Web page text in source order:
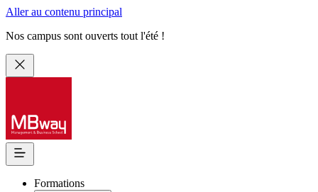
Aller au contenu principal
Nos campus sont ouverts tout l'été !
Formations